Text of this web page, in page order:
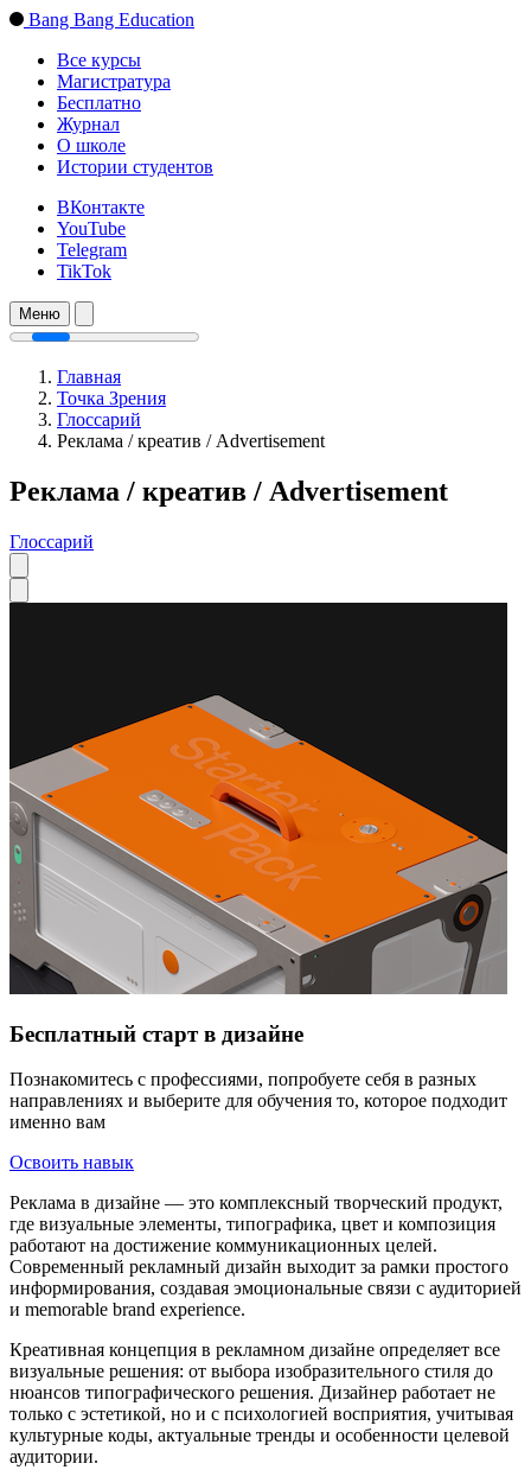
Bang Bang Education
Все курсы
Магистратура
Бесплатно
Журнал
О школе
Истории студентов
ВКонтакте
YouTube
Telegram
TikTok
Меню
Главная
Точка Зрения
Глоссарий
Реклама / креатив / Advertisement
Реклама / креатив / Advertisement
Глоссарий
Бесплатный старт в дизайне
Познакомитесь с профессиями, попробуете себя в разных
направлениях и выберите для обучения то, которое подходит
именно вам
Освоить навык
Реклама в дизайне — это комплексный творческий продукт,
где визуальные элементы, типографика, цвет и композиция
работают на достижение коммуникационных целей.
Современный рекламный дизайн выходит за рамки простого
информирования, создавая эмоциональные связи с аудиторией
и memorable brand experience.
Креативная концепция в рекламном дизайне определяет все
визуальные решения: от выбора изобразительного стиля до
нюансов типографического решения. Дизайнер работает не
только с эстетикой, но и с психологией восприятия, учитывая
культурные коды, актуальные тренды и особенности целевой
аудитории.